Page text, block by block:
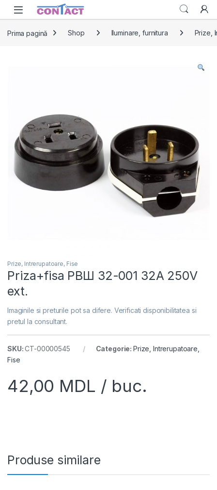
Skip to navigation
Skip to content
Prima pagină Shop Iluminare, furnitura Prize,
Prize, Intrerupatoare, Fise
Priza+fisa РВШ 32-001 32A 250V
ext.
Imaginile si preturile pot sa difere. Verificati disponibilitatea si
pretul la consultant.
SKU:CT-00000545 Categorie: Prize, Intrerupatoare,
Fise
42,00 MDL / buc.
Produse similare